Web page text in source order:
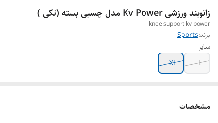
زانوبند ورزشی Kv Power مدل چسبی بسته (تکی )
knee support kv power
برند:Sports
سایز
L
Xl
مشخصات